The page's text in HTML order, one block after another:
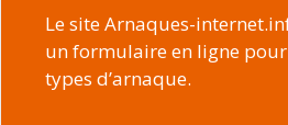
Le site Arnaques-
un formulaire en ligne
types d’arnaque.